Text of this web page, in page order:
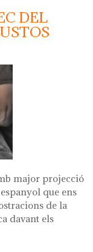
DEL
major projecció
que ens
de la
davant els